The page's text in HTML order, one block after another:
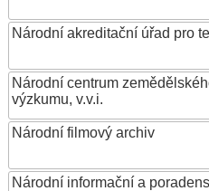
Národní akreditační úřad pro
Národní centrum
výzkumu, v.v.i.
Národní filmový archiv
Národní informační a